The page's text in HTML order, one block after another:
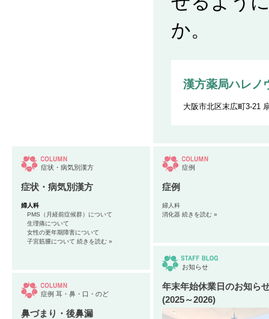
か。
漢方薬局ハレノ
大阪市北区末広町3-21
症状・病気別漢方
症状・病気別漢方
婦人科
PMS（月経前症候群）について
生理痛について
女性の更年期障害について
子宮筋腫について 続きを読む »
症例
症例
婦人科
消化器 続きを読む »
お知らせ
年末年始休業日のお知ら
(2025～2026)
症例 耳・鼻・口・のど
鼻づまり・後鼻漏